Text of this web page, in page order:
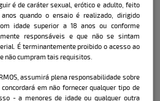
antes?
vez!
trás, você topa ou não?
é de caráter sexual, erótico e adulto, feito
quando o ensaio é realizado, dirigido
idade superior a 18 anos ou conforme
responsáveis e que não se sintam
É terminantemente proibido o acesso ao
não cumpram tais requisitos.
assumirá plena responsabilidade sobre
em não fornecer qualquer tipo de
- a menores de idade ou qualquer outra